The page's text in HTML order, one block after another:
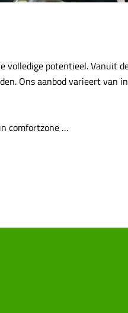
potentieel. Vanuit
Ons aanbod varieert
comfortzone …